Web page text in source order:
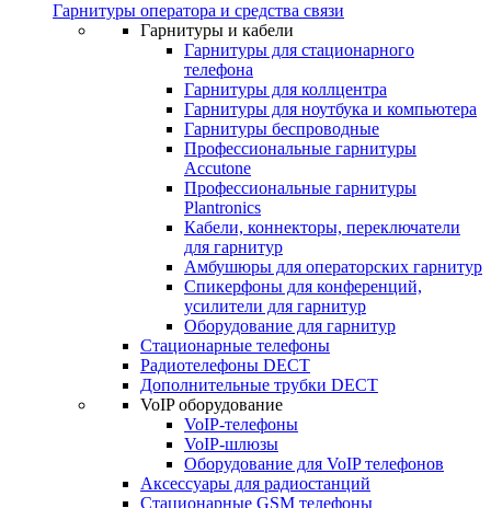
Гарнитуры оператора и средства связи
Гарнитуры и кабели
Гарнитуры для стационарного
телефона
Гарнитуры для коллцентра
Гарнитуры для ноутбука и компьютера
Гарнитуры беспроводные
Профессиональные гарнитуры
Accutone
Профессиональные гарнитуры
Plantronics
Кабели, коннекторы, переключатели
для гарнитур
Амбушюры для операторских гарнитур
Cпикерфоны для конференций,
усилители для гарнитур
Оборудование для гарнитур
Стационарные телефоны
Радиотелефоны DECT
Дополнительные трубки DECT
VoIP оборудование
VoIP-телефоны
VoIP-шлюзы
Оборудование для VoIP телефонов
Аксессуары для радиостанций
Стационарные GSM телефоны